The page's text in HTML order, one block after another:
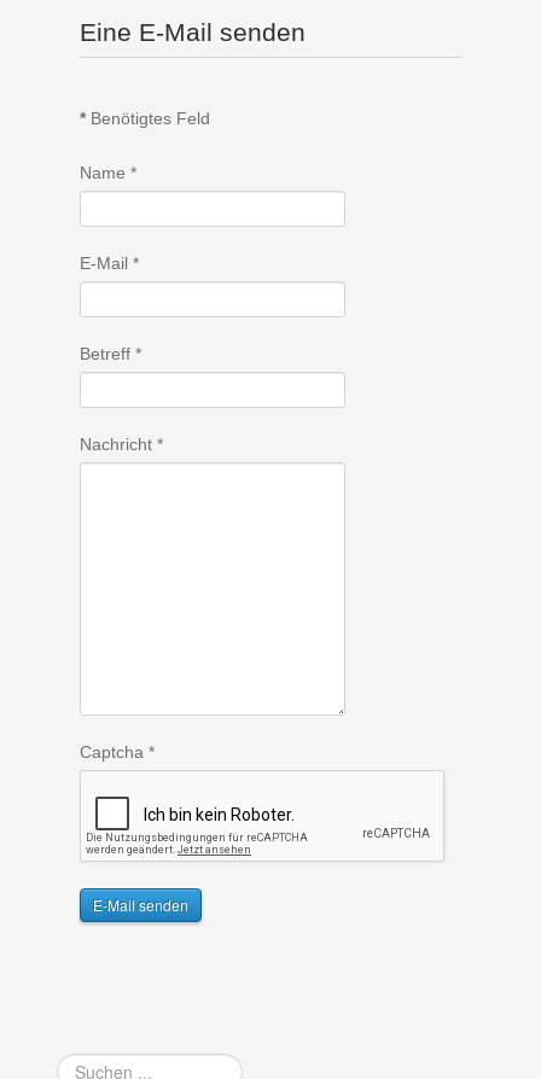
Eine E-Mail senden
*Benötigtes Feld
Name *
E-Mail*
Betreff*
Nachricht*
Captcha *
E-Mail senden
Suchen